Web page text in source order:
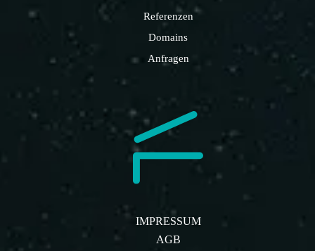
Referenzen
Domains
Anfragen
IMPRESSUM
AGB